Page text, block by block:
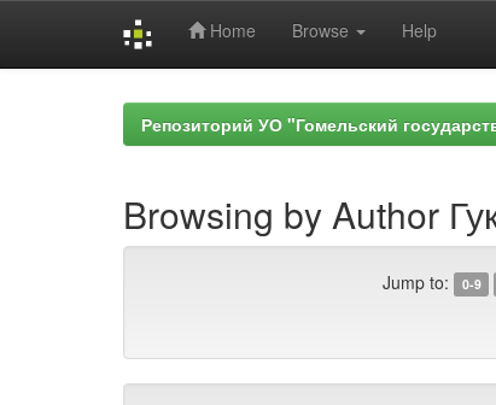
Home Browse Help
Репозиторий УО "Гомельский
Browsing by Author
Jump to: 0-9